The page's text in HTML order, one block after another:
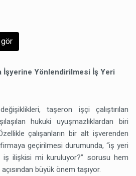
gör
İşyerine Yönlendirilmesi İş Yeri
taşeron işçi çalıştırılan
hukuki uyuşmazlıklardan biri
çalışanların bir alt işverenden
geçirilmesi durumunda, “iş yeri
ilişkisi mi kuruluyor?” sorusu hem
büyük önem taşıyor.